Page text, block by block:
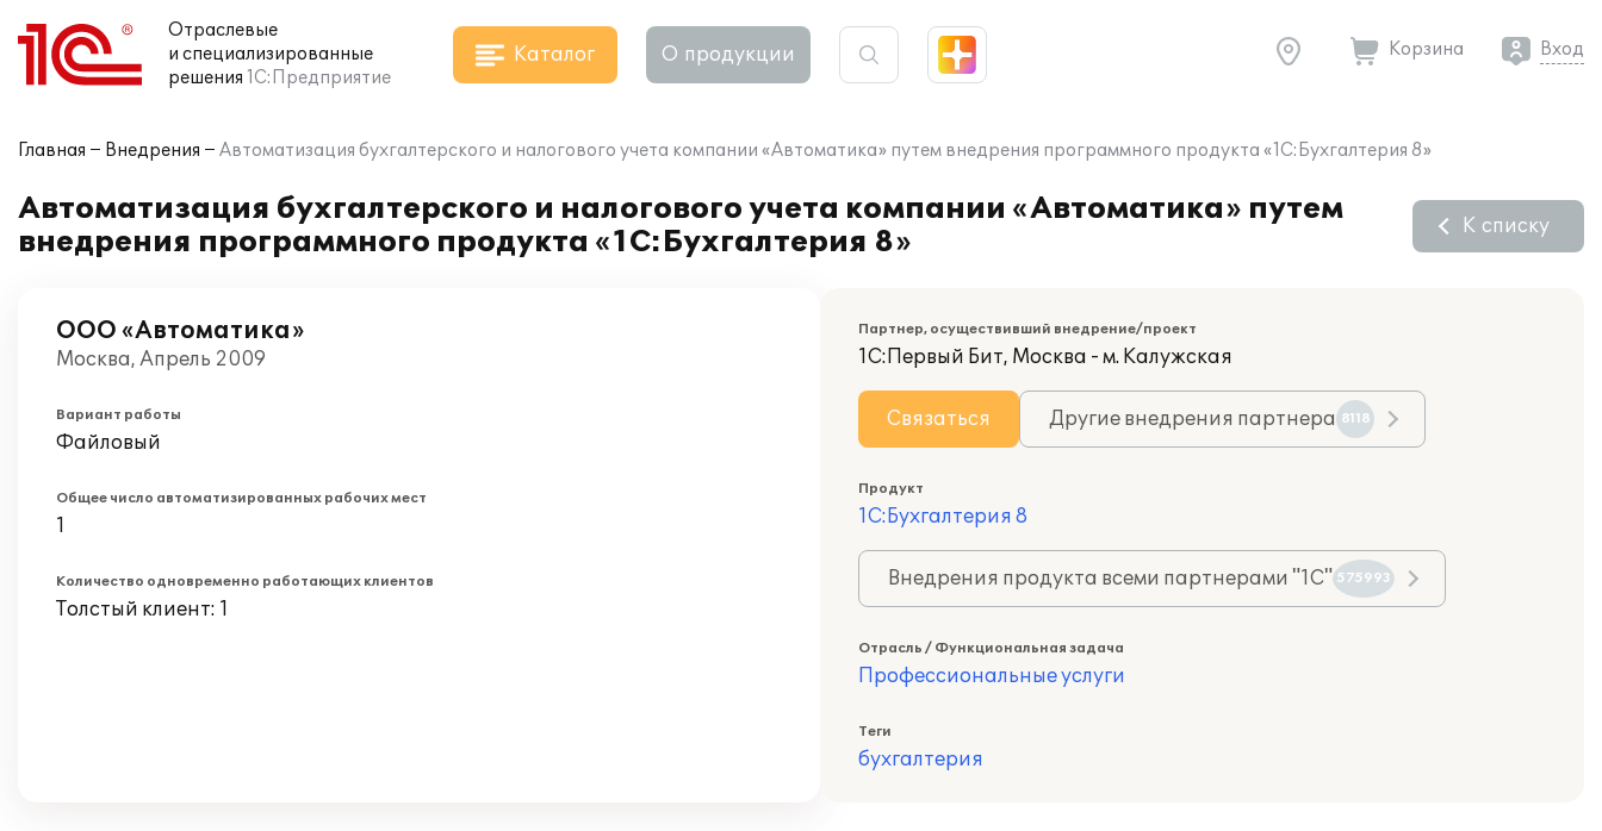
Отраслевые
и специализированные
решения 1С:Предприятие
Каталог О продукции Корзина Вход
Главная Внедрения Автоматизация бухгалтерского и налогового учета компании «Автоматика» путем внедрения программного продукта «1С:Бухгалтерия 8»
Автоматизация бухгалтерского и налогового учета компании «Автоматика» путем
внедрения программного продукта «1С:Бухгалтерия 8»
К списку
ООО «Автоматика»
Москва, Апрель 2009
Вариант работы
Файловый
Общее число автоматизированных рабочих мест
1
Количество одновременно работающих клиентов
Толстый клиент: 1
Партнер, осуществивший внедрение/проект
1С:Первый Бит, Москва - м. Калужская
Связаться Другие внедрения партнера 8118
Продукт
1С:Бухгалтерия 8
Внедрения продукта всеми партнерами "1С" 575993
Отрасль / Функциональная задача
Профессиональные услуги
Теги
бухгалтерия